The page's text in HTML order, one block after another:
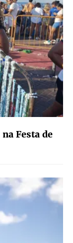
Festa de